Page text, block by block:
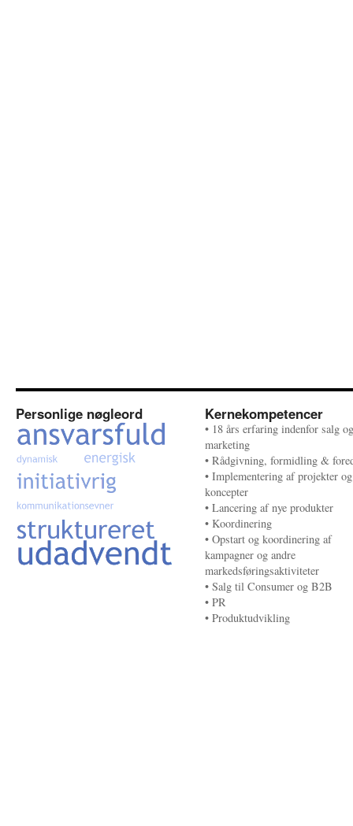
Personlige nøgleord Kernekompetencer
• 18 års erfaring indenfor salg og
marketing
• Rådgivning, formidling &
• Implementering af projekter og
koncepter
• Lancering af nye produkter
• Koordinering
• Opstart og koordinering af
kampagner og andre
markedsføringsaktiviteter
• Salg til Consumer og B2B
• PR
• Produktudvikling